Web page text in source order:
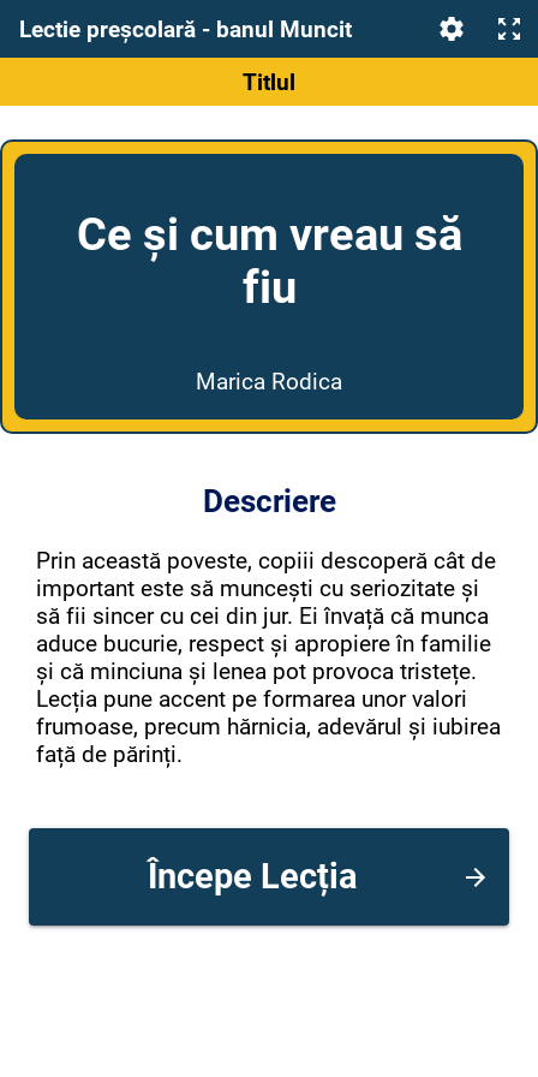
Lectie preșcolară - banul Muncit
Titlul
Ce și cum vreau să
fiu
Marica Rodica
Descriere
Prin această poveste, copiii descoperă cât de
important este să muncești cu seriozitate și
să fii sincer cu cei din jur. Ei învață că munca
aduce bucurie, respect și apropiere în familie
și că minciuna și lenea pot provoca tristețe.
Lecția pune accent pe formarea unor valori
frumoase, precum hărnicia, adevărul și iubirea
față de părinți.
Începe Lecția